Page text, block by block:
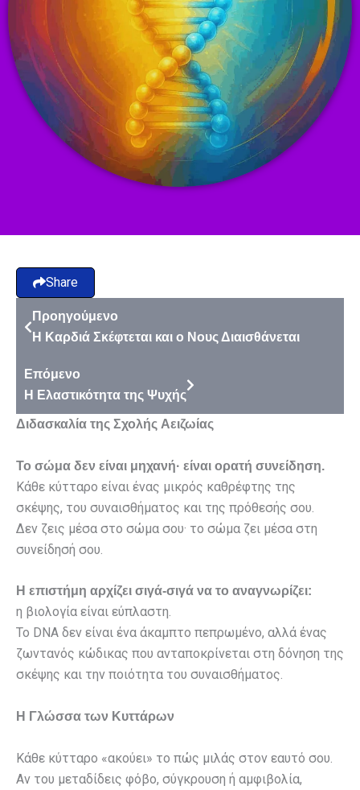
Share
Προηγούμενο
Η Καρδιά Σκέφτεται και ο Νους Διαισθάνεται
Επόμενο
Η Ελαστικότητα της Ψυχής
Διδασκαλία της Σχολής Αειζωίας
Το σώμα δεν είναι μηχανή· είναι ορατή συνείδηση.
Κάθε κύτταρο είναι ένας μικρός καθρέφτης της
σκέψης, του συναισθήματος και της πρόθεσής σου.
Δεν ζεις μέσα στο σώμα σου· το σώμα ζει μέσα στη
συνείδησή σου.
Η επιστήμη αρχίζει σιγά-σιγά να το αναγνωρίζει:
η βιολογία είναι εύπλαστη.
Το DNA δεν είναι ένα άκαμπτο πεπρωμένο, αλλά ένας
ζωντανός κώδικας που ανταποκρίνεται στη δόνηση της
σκέψης και την ποιότητα του συναισθήματος.
Η Γλώσσα των Κυττάρων
Κάθε κύτταρο «ακούει» το πώς μιλάς στον εαυτό σου.
Αν του μεταδίδεις φόβο, σύγκρουση ή αμφιβολία,